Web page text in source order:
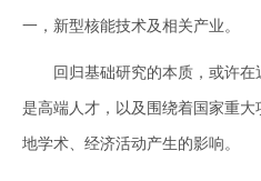
一，新型核能技术及相关产业。
回归基础研究的本质，或许在
是高端人才，以及围绕着国家重
地学术、经济活动产生的影响。